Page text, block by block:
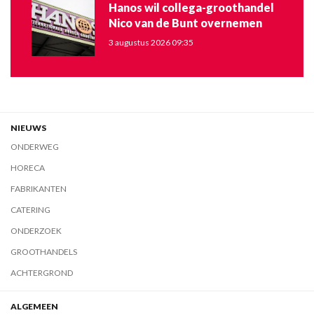
Hanos wil collega-groothandel
Nico van de Bunt overnemen
3 augustus 2026 09:35
NIEUWS
ONDERWEG
HORECA
FABRIKANTEN
CATERING
ONDERZOEK
GROOTHANDELS
ACHTERGROND
ALGEMEEN